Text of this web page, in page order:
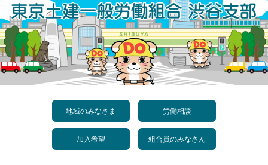
ン
テ
ン
ツ
地域のみなさま 労働相談
加入希望 組合員のみなさん